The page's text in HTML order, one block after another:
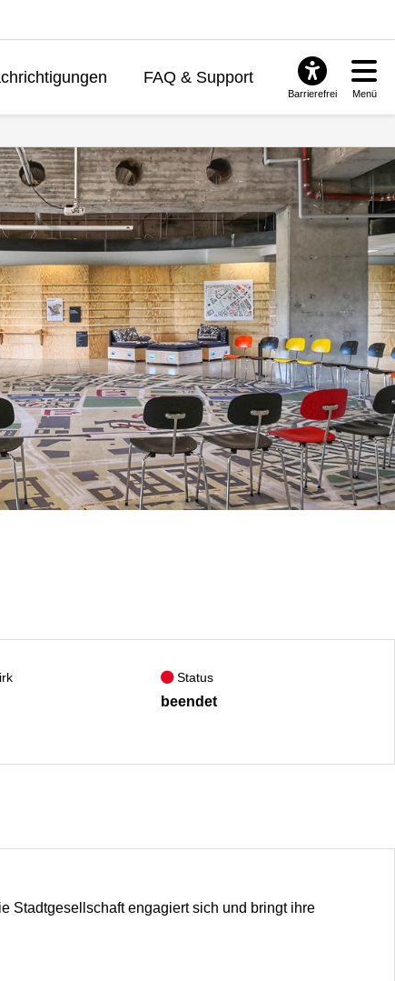
FAQ & Support
Barrierefrei Menü
Status
beendet
Stadtgesellschaft engagiert sich und bringt ihre